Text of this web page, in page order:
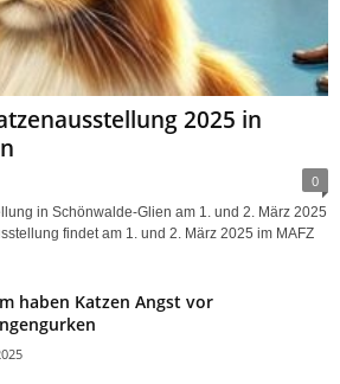
2025 in
0
in Schönwalde-Glien am 1. und 2. März 2025
findet am 1. und 2. März 2025 im MAFZ
haben Katzen Angst vor